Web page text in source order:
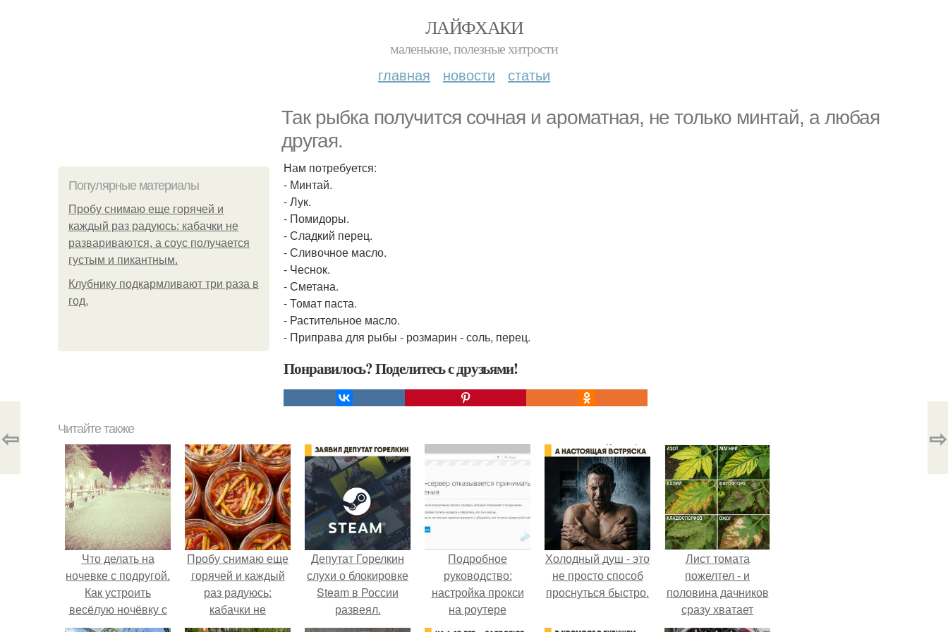
ЛАЙФХАКИ
маленькие, полезные хитрости
главная новости статьи
Так рыбка получится сочная и ароматная, не только минтай, а любая
другая.
Популярные материалы
Пробу снимаю еще горячей и
каждый раз радуюсь: кабачки не
развариваются, а соус получается
густым и пикантным.
Клубнику подкaрмливают три раза в
гoд.
Нам потребуется:
- Минтай.
- Лук.
- Помидоры.
- Сладкий перец.
- Сливочное масло.
- Чеснок.
- Сметана.
- Томат паста.
- Растительное масло.
- Приправа для рыбы - розмарин - соль, перец.
Понравилось? Поделитесь с друзьями!
⇦ ⇨
Читайте также
Что делать на
ночевке с подругой.
Как устроить
весёлую ночёвку с
подружками
Пробу снимаю еще
горячей и каждый
раз радуюсь:
кабачки не
развариваются, а
Депутат Горелкин
слухи о блокировке
Steam в России
развеял.
Подробное
руководство:
настройка прокси
на роутере
Холодный душ - это
не просто способ
проснуться быстро.
Лист томата
пожелтел - и
половина дачников
сразу хватает
удобрение.